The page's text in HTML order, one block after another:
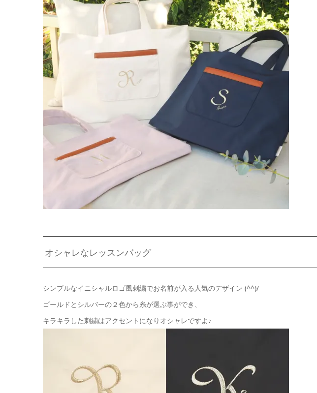
オシャレなレッスンバッグ
シンプルなイニシャルロゴ風刺繍でお名前が入る人気のデザイン (^^)/
ゴールドとシルバーの２色から糸が選ぶ事ができ、
キラキラした刺繍はアクセントになりオシャレですよ♪